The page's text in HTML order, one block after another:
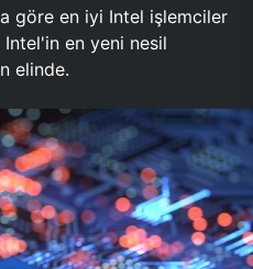
göre en iyi Intel işlemciler
Intel'in en yeni nesil
elinde.